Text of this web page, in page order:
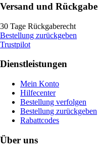
Versand und Rückgabe
30 Tage Rückgaberecht
Bestellung zurückgeben
Trustpilot
Dienstleistungen
Mein Konto
Hilfecenter
Bestellung verfolgen
Bestellung zurückgeben
Rabattcodes
Über uns